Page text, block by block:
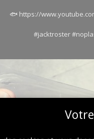
🐟 https://
#jacktroster